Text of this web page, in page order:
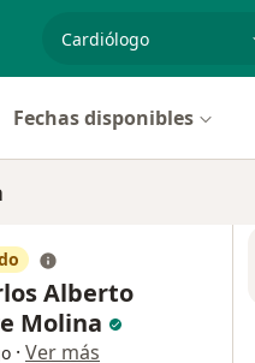
especialidad,
Fechas disponibles
Alberto
Molina
· Ver más